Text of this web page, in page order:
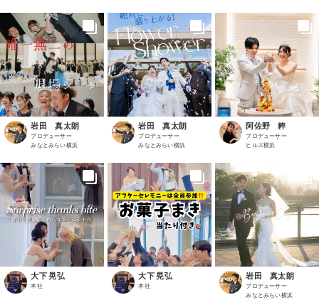
岩田 真太朗
プロデューサー
みなとみらい横浜
岩田 真太朗
プロデューサー
みなとみらい横浜
阿佐野 粹
プロデューサー
ヒルズ横浜
大下 晃弘
本社
大下 晃弘
本社
岩田 真太朗
プロデューサー
みなとみらい横浜